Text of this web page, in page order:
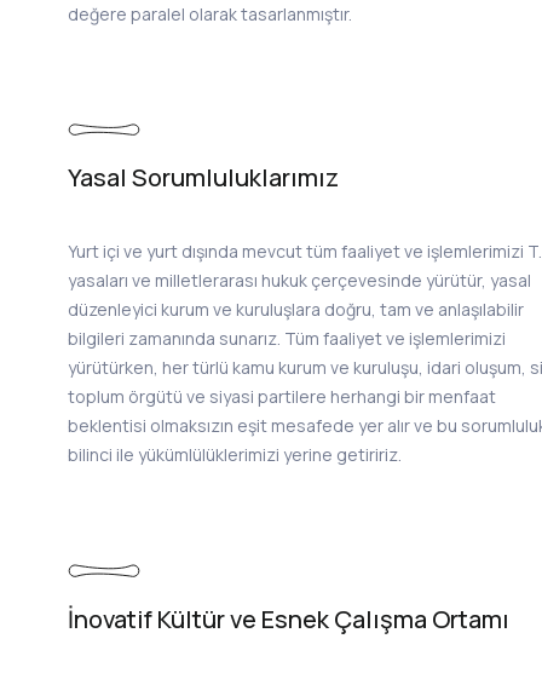
değere paralel olarak tasarlanmıştır.
Yasal Sorumluluklarımız
Yurt içi ve yurt dışında mevcut tüm faaliyet ve işlemlerimizi
yasaları ve milletlerarası hukuk çerçevesinde yürütür, yasal
düzenleyici kurum ve kuruluşlara doğru, tam ve anlaşılabilir
bilgileri zamanında sunarız. Tüm faaliyet ve işlemlerimizi
yürütürken, her türlü kamu kurum ve kuruluşu, idari oluşum,
toplum örgütü ve siyasi partilere herhangi bir menfaat
beklentisi olmaksızın eşit mesafede yer alır ve bu
bilinci ile yükümlülüklerimizi yerine getiririz.
İnovatif Kültür ve Esnek Çalışma Ortamı